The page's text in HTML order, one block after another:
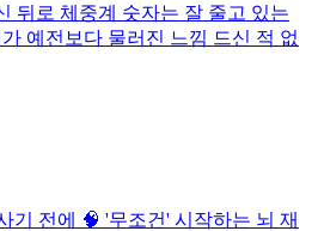
뒤로 체중계 숫자는 잘 줄고 있는
예전보다 물러진 느낌 드신 적 없
기 전에 🧠 '무조건' 시작하는 뇌 재